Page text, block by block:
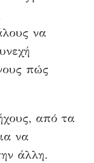
να
πώς
από τα
να
άλλη.